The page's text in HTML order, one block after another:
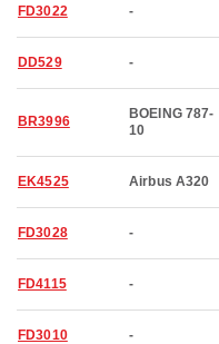
FD3022 -
DD529 -
BR3996
BOEING 787-
10
EK4525 Airbus A320
FD3028 -
FD4115 -
FD3010 -